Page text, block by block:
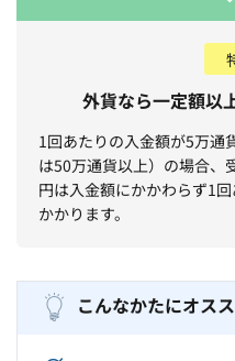
外貨なら一定額以
1回あたりの入金額が5万通
は50万通貨以上）の場合
円は入金額にかかわらず1
かかります。
こんなかたにオス